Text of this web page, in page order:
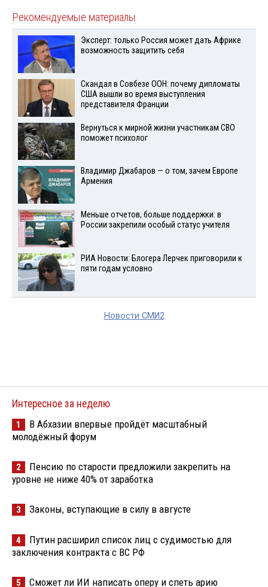
Рекомендуемые материалы
Эксперт: только Россия может дать Африке
возможность защитить себя
Скандал в Совбезе ООН: почему дипломаты
США вышли во время выступления
представителя Франции
Вернуться к мирной жизни участникам СВО
поможет психолог
Владимир Джабаров — о том, зачем Европе
Армения
Меньше отчетов, больше поддержки: в
России закрепили особый статус учителя
РИА Новости: Блогера Лерчек приговорили к
пяти годам условно
Новости СМИ2
Интересное за неделю
1
В Абхазии впервые пройдёт масштабный
молодёжный форум
2
Пенсию по старости предложили закрепить на
уровне не ниже 40% от заработка
3 Законы, вступающие в силу в августе
4
Путин расширил список лиц с судимостью для
заключения контракта с ВС РФ
5 Сможет ли ИИ написать оперу и спеть арию